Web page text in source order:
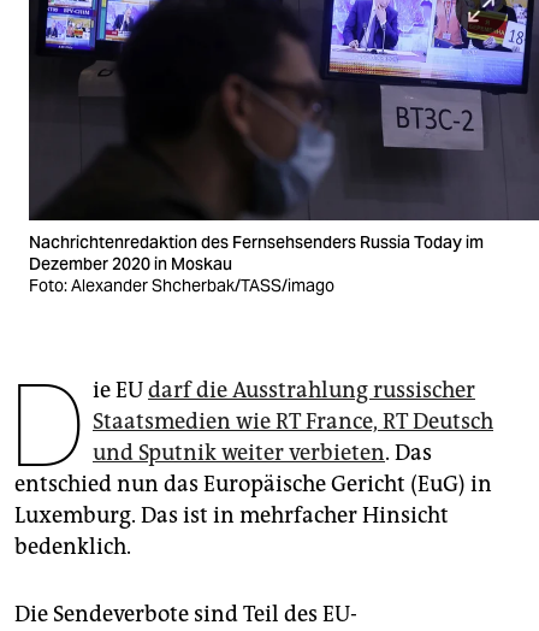
verlag
fragen & hilfe
unterstützen
epaper login
Nachrichtenredaktion des Fernsehsenders Russia Today im
Dezember 2020 in Moskau
Foto: Alexander Shcherbak/TASS/imago
D ie EUdarf die Ausstrahlung russischer
Staatsmedien wie RT France, RT Deutsch
und Sputnik weiter verbieten. Das
entschied nun das Europäische Gericht (EuG) in
Luxemburg. Das ist in mehrfacher Hinsicht
bedenklich.
Die Sendeverbote sind Teil des EU-